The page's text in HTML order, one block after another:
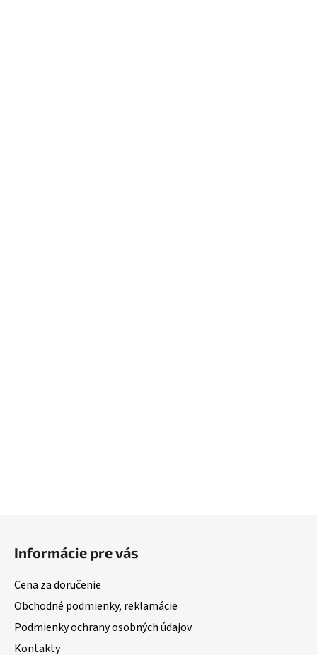
Informácie pre vás
Cena za doručenie
Obchodné podmienky, reklamácie
Podmienky ochrany osobných údajov
Kontakty